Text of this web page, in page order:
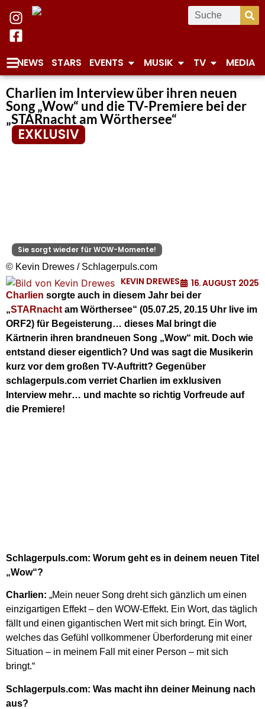
NEWS STARS EVENTS MUSIK TV MEDIA
Charlien im Interview über ihren neuen
Song „Wow“ und die TV-Premiere bei der
„STARnacht am Wörthersee“
EXKLUSIV
Sie sorgt wieder für WOW-Momente!
© Kevin Drewes / Schlagerpuls.com
KEVIN DREWES 16. AUGUST 2025
Charlien sorgte auch in diesem Jahr bei der
„STARnacht am Wörthersee“ (05.07.25, 20.15 Uhr live im
ORF2) für Begeisterung… dieses Mal bringt die
Kärtnerin ihren brandneuen Song „Wow“ mit. Doch wie
entstand dieser eigentlich? Und was sagt die Musikerin
kurz vor dem großen TV-Auftritt? Gegenüber
schlagerpuls.com verriet Charlien im exklusiven
Interview mehr… und machte so richtig Vorfreude auf
die Premiere!
Schlagerpuls.com: Worum geht es in deinem neuen Titel
„Wow“?
Charlien: „Mein neuer Song dreht sich gänzlich um einen
einzigartigen Effekt – den WOW-Effekt. Ein Wort, das täglich
fällt und einen gigantischen Wert mit sich bringt. Ein Wort,
welches das Gefühl vollkommener Überforderung mit einer
Situation – in meinem Fall mit einer Person – mit sich
bringt.“
Schlagerpuls.com: Was macht ihn deiner Meinung nach
aus?